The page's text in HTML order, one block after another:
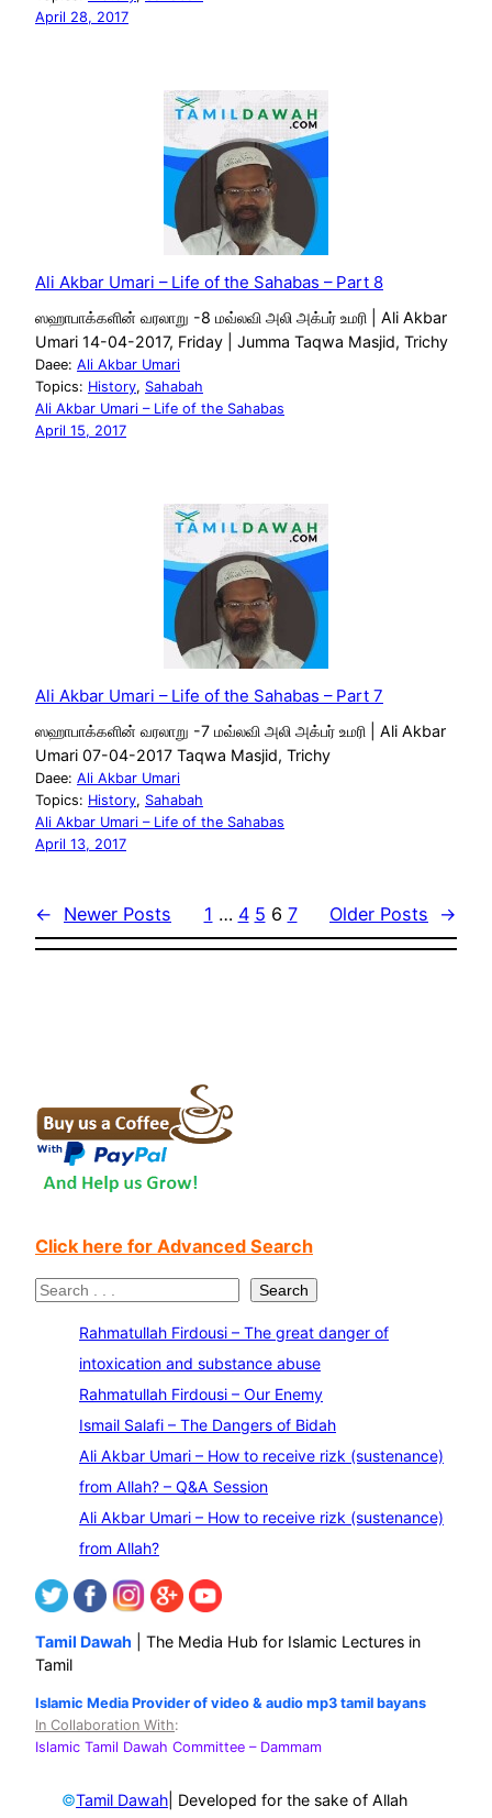
April 28, 2017
Ali Akbar Umari – Life of the Sahabas – Part 8
ஸஹாபாக்களின் வரலாறு -8 மவ்லவி அலி அக்பர் உமரி | Ali Akbar
Umari 14-04-2017, Friday | Jumma Taqwa Masjid, Trichy
Daee: Ali Akbar Umari
Topics: History, Sahabah
Ali Akbar Umari – Life of the Sahabas
April 15, 2017
Ali Akbar Umari – Life of the Sahabas – Part 7
ஸஹாபாக்களின் வரலாறு -7 மவ்லவி அலி அக்பர் உமரி | Ali Akbar
Umari 07-04-2017 Taqwa Masjid, Trichy
Daee: Ali Akbar Umari
Topics: History, Sahabah
Ali Akbar Umari – Life of the Sahabas
April 13, 2017
← Newer Posts 1 … 4 5 6 7 Older Posts →
Click here for Advanced Search
S
Search
Rahmatullah Firdousi – The great danger of
intoxication and substance abuse
Rahmatullah Firdousi – Our Enemy
Ismail Salafi – The Dangers of Bidah
Ali Akbar Umari – How to receive rizk (sustenance)
from Allah? – Q&A Session
Ali Akbar Umari – How to receive rizk (sustenance)
from Allah?
Tamil Dawah | The Media Hub for Islamic Lectures in
Tamil
Islamic Media Provider of video & audio mp3 tamil bayans
In Collaboration With:
Islamic Tamil Dawah Committee – Dammam
©Tamil Dawah | Developed for the sake of Allah